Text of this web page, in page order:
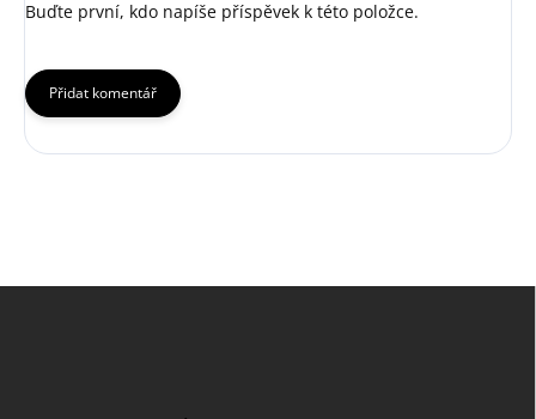
Buďte první, kdo napíše příspěvek k této položce.
Přidat komentář